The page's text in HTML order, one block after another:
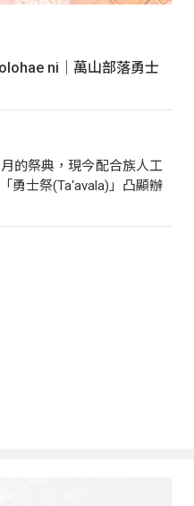
ni｜萬山部落勇士
的祭典，現今配合族人工
勇士祭(Ta‘avala)」凸顯辦